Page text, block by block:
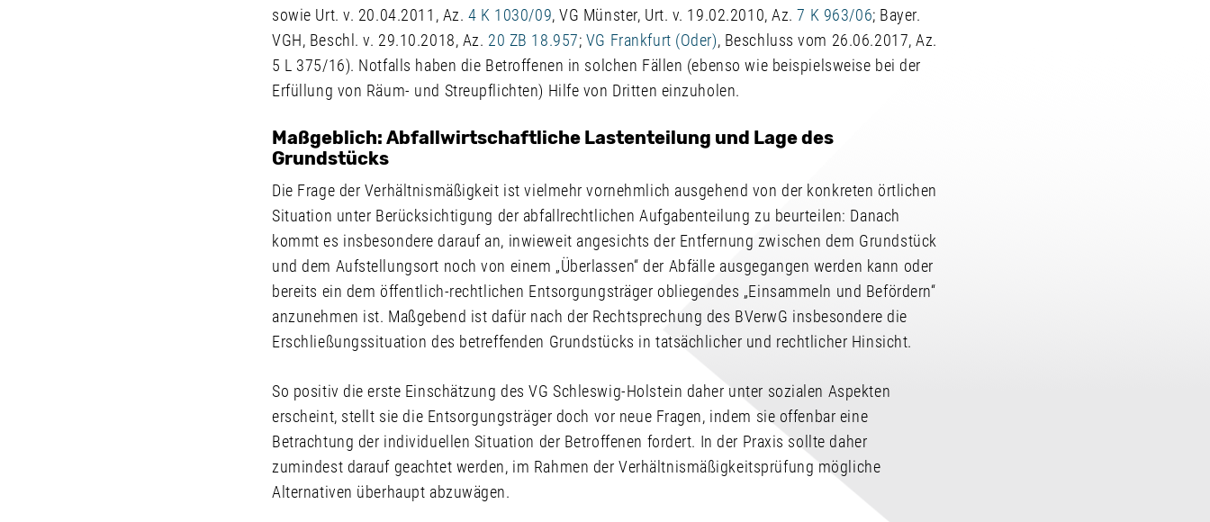
sowie Urt. v. 20.04.2011, Az. 4 K 1030/09, VG Münster, Urt. v. 19.02.2010, Az.7 K 963/06; Bayer.
VGH, Beschl. v. 29.10.2018, Az. 20 ZB 18.957; VG Frankfurt (Oder), Beschluss vom 26.06.2017, Az.
5 L 375/16). Notfalls haben die Betroffenen in solchen Fällen (ebenso wie beispielsweise bei der
Erfüllung von Räum- und Streupflichten) Hilfe von Dritten einzuholen.
Maßgeblich: Abfallwirtschaftliche Lastenteilung und Lage des
Grundstücks
Die Frage der Verhältnismäßigkeit ist vielmehr vornehmlich ausgehend von der konkreten örtlichen
Situation unter Berücksichtigung der abfallrechtlichen Aufgabenteilung zu beurteilen: Danach
kommt es insbesondere darauf an, inwieweit angesichts der Entfernung zwischen dem Grundstück
und dem Aufstellungsort noch von einem „Überlassen“ der Abfälle ausgegangen werden kann oder
bereits ein dem öffentlich-rechtlichen Entsorgungsträger obliegendes „Einsammeln und Befördern“
anzunehmen ist. Maßgebend ist dafür nach der Rechtsprechung des BVerwG insbesondere die
Erschließungssituation des betreffenden Grundstücks in tatsächlicher und rechtlicher Hinsicht.
So positiv die erste Einschätzung des VG Schleswig-Holstein daher unter sozialen Aspekten
erscheint, stellt sie die Entsorgungsträger doch vor neue Fragen, indem sie offenbar eine
Betrachtung der individuellen Situation der Betroffenen fordert. In der Praxis sollte daher
zumindest darauf geachtet werden, im Rahmen der Verhältnismäßigkeitsprüfung mögliche
Alternativen überhaupt abzuwägen.